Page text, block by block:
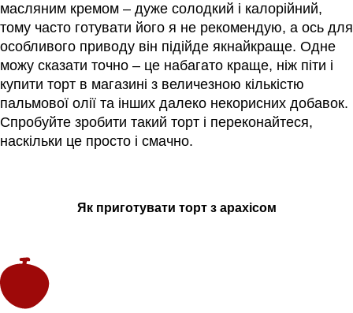
масляним кремом – дуже солодкий і калорійний,
тому часто готувати його я не рекомендую, а ось для
особливого приводу він підійде якнайкраще. Одне
можу сказати точно – це набагато краще, ніж піти і
купити торт в магазині з величезною кількістю
пальмової олії та інших далеко некорисних добавок.
Спробуйте зробити такий торт і переконайтеся,
наскільки це просто і смачно.
Як приготувати торт з арахісом